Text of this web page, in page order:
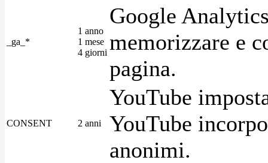
_ga_*
1 anno
1 mese
4 giorni
Google
memorizzare e
pagina.
CONSENT 2 anni
YouTube
YouTube
anonimi.